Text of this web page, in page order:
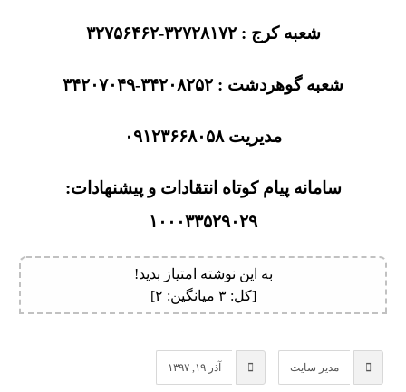
شعبه کرج : ۳۲۷۲۸۱۷۲-۳۲۷۵۶۴۶۲
شعبه گوهردشت : ۳۴۲۰۸۲۵۲-۳۴۲۰۷۰۴۹
مدیریت ۰۹۱۲۳۶۶۸۰۵۸
سامانه پیام کوتاه انتقادات و پیشنهادات:
۱۰۰۰۳۳۵۲۹۰۲۹
به این نوشته امتیاز بدید!
[کل:۳ میانگین: ۲]
مدیر سایت آذر ۱۹, ۱۳۹۷